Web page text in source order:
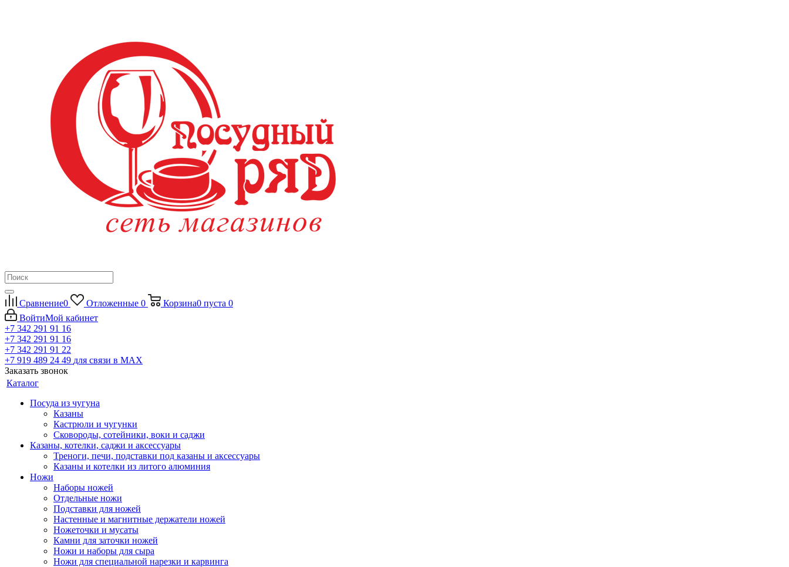
Сравнение0 Отложенные 0 Корзина0 пуста 0
ВойтиМой кабинет
+7 342 291 91 16
+7 342 291 91 16
+7 342 291 91 22
+7 919 489 24 49 для связи в МАХ
Заказать звонок
Каталог
Посуда из чугуна
Казаны
Кастрюли и чугунки
Сковороды, сотейники, воки и саджи
Казаны, котелки, саджи и аксессуары
Треноги, печи, подставки под казаны и аксессуары
Казаны и котелки из литого алюминия
Ножи
Наборы ножей
Отдельные ножи
Подставки для ножей
Настенные и магнитные держатели ножей
Ножеточки и мусаты
Камни для заточки ножей
Ножи и наборы для сыра
Ножи для специальной нарезки и карвинга